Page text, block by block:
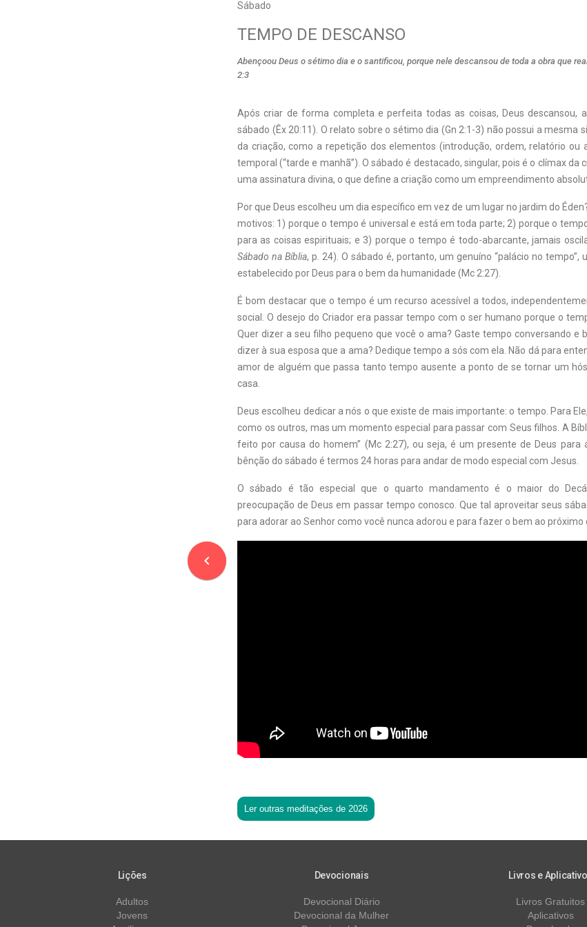
Sábado
navigate_before
TEMPO DE DESCANSO
Abençoou Deus o sétimo dia e o santificou, porque nele descansou de toda a obra que
2:3
Após criar de forma completa e perfeita todas as coisas, Deus descansou,
sábado (Êx 20:11). O relato sobre o sétimo dia (Gn 2:1-3) não possui a mesma
da criação, como a repetição dos elementos (introdução, ordem, relatório ou
temporal (“tarde e manhã”). O sábado é destacado, singular, pois é o clímax da
uma assinatura divina, o que define a criação como um empreendimento
Por que Deus escolheu um dia específico em vez de um lugar no jardim do
motivos: 1) porque o tempo é universal e está em toda parte; 2) porque o
para as coisas espirituais; e 3) porque o tempo é todo-abarcante, jamais
Sábado na Bíblia, p. 24). O sábado é, portanto, um genuíno “palácio no tempo”,
estabelecido por Deus para o bem da humanidade (Mc 2:27).
É bom destacar que o tempo é um recurso acessível a todos,
social. O desejo do Criador era passar tempo com o ser humano porque o
Quer dizer a seu filho pequeno que você o ama? Gaste tempo conversando e
dizer à sua esposa que a ama? Dedique tempo a sós com ela. Não dá para
amor de alguém que passa tanto tempo ausente a ponto de se tornar um
casa.
Deus escolheu dedicar a nós o que existe de mais importante: o tempo. Para
como os outros, mas um momento especial para passar com Seus filhos. A
feito por causa do homem” (Mc 2:27), ou seja, é um presente de Deus para
bênção do sábado é termos 24 horas para andar de modo especial com Jesus.
O sábado é tão especial que o quarto mandamento é o maior do
preocupação de Deus em passar tempo conosco. Que tal aproveitar seus
para adorar ao Senhor como você nunca adorou e para fazer o bem ao próximo
Ler outras meditações de 2026
Lições
Adultos
Jovens
Devocionais
Devocional Diário
Devocional da Mulher
Livros e
Livros Gratuitos
Aplicativos